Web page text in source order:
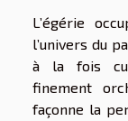
L’égérie
l’univers du
à la fois
finement
façonne la